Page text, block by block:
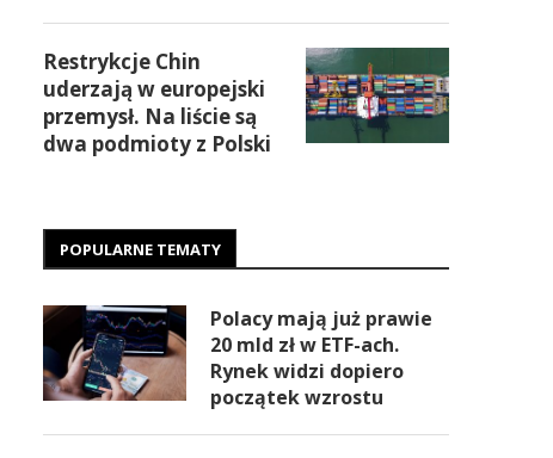
Restrykcje Chin
uderzają w europejski
przemysł. Na liście są
dwa podmioty z Polski
POPULARNE TEMATY
Polacy mają już prawie
20 mld zł w ETF-ach.
Rynek widzi dopiero
początek wzrostu